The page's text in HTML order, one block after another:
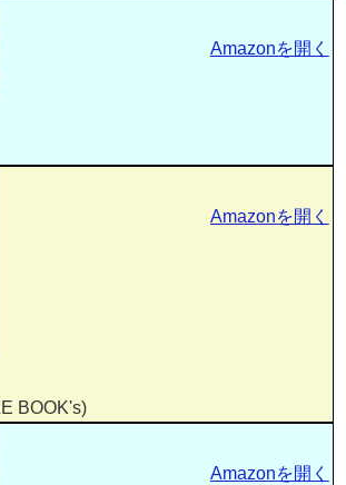
Amazonを開く
BOOK's)
Amazonを開く
Amazonを開く